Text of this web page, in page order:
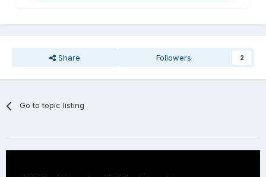
Share Followers 2
Go to topic listing